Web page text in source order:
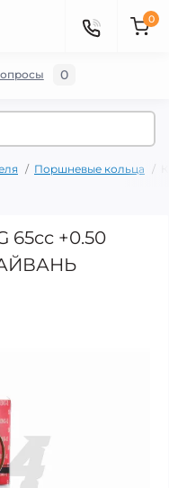
0
Поршневые кольца
65cc +0.50
0